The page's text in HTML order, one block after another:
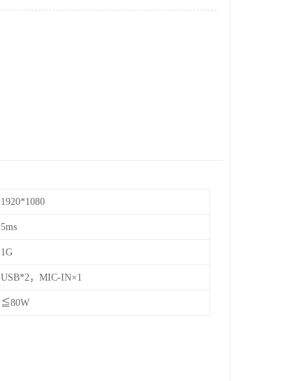
1920*1080
5ms
1G
USB*2，MIC-IN×1
≦80W